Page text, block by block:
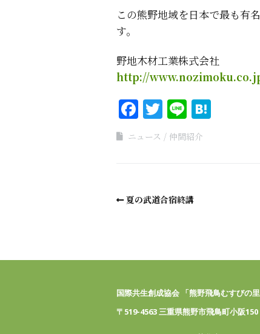
この熊野地域を日本で最も有
す。
野地木材工業株式会社
http://
Facebook
Twitter
Line
ニュース 仲間紹介
夏の武道合宿終講
国際共生創成協会 「熊野飛鳥むすびの里
〒519-4563 三重県熊野市飛鳥町小阪150